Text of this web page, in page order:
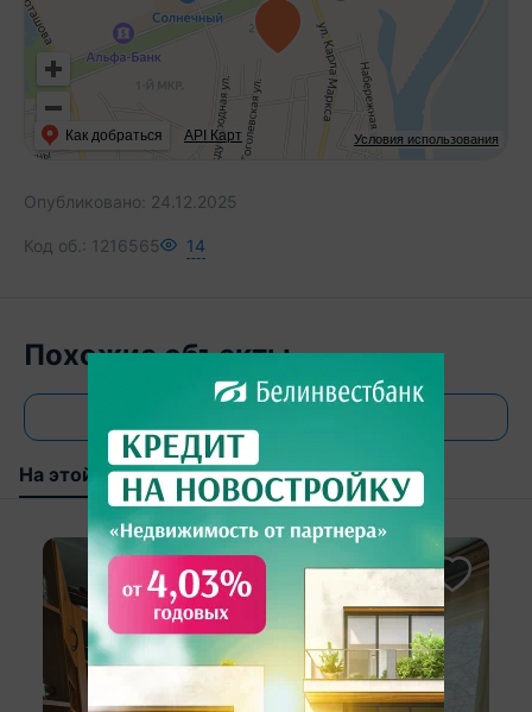
Условия использования
Как добраться API Карт
Опубликовано: 24.12.2025
Код об.: 1216565 14
Похожие объекты
На этой улице